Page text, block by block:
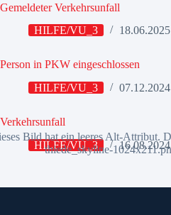
Gemeldeter Verkehrsunfall
HILFE/VU_3
18.06.2025
Person in PKW eingeschlossen
HILFE/VU_3
07.12.2024
Verkehrsunfall
HILFE/VU_3
16.08.2024